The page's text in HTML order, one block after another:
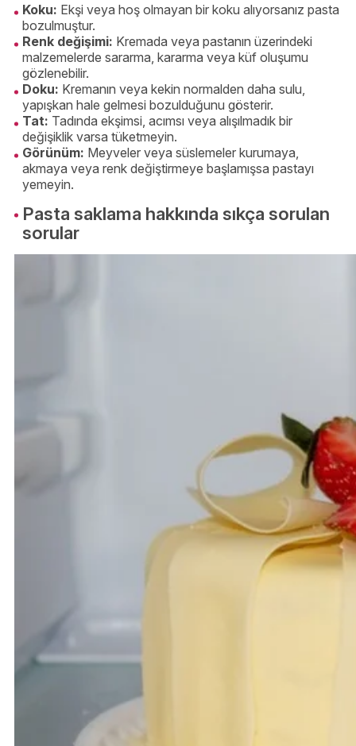
Koku: Ekşi veya hoş olmayan bir koku alıyorsanız pasta
bozulmuştur.
Renk değişimi: Kremada veya pastanın üzerindeki
malzemelerde sararma, kararma veya küf oluşumu
gözlenebilir.
Doku: Kremanın veya kekin normalden daha sulu,
yapışkan hale gelmesi bozulduğunu gösterir.
Tat: Tadında ekşimsi, acımsı veya alışılmadık bir
değişiklik varsa tüketmeyin.
Görünüm: Meyveler veya süslemeler kurumaya,
akmaya veya renk değiştirmeye başlamışsa pastayı
yemeyin.
Pasta saklama hakkında sıkça sorulan
sorular